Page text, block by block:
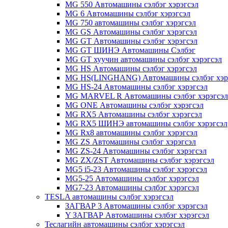
MG 550 Автомашины сэлбэг хэрэгсэл
MG 6 Автомашины сэлбэг хэрэгсэл
MG 750 автомашины сэлбэг хэрэгсэл
MG GS Автомашины сэлбэг хэрэгсэл
MG GT Автомашины сэлбэг хэрэгсэл
MG GT ШИНЭ Автомашины Сэлбэг
MG GT хуучин автомашины сэлбэг хэрэгсэл
MG HS Автомашины сэлбэг хэрэгсэл
MG HS(LINGHANG) Автомашины сэлбэг
MG HS-24 Автомашины сэлбэг хэрэгсэл
MG MARVEL R Автомашины сэлбэг хэрэгсэл
MG ONE Автомашины сэлбэг хэрэгсэл
MG RX5 Автомашины сэлбэг хэрэгсэл
MG RX5 ШИНЭ автомашины сэлбэг хэрэгсэл
MG Rx8 автомашины сэлбэг хэрэгсэл
MG ZS Автомашины сэлбэг хэрэгсэл
MG ZS-24 Автомашины сэлбэг хэрэгсэл
MG ZX/ZST Автомашины сэлбэг хэрэгсэл
MG5 i5-23 Автомашины сэлбэг хэрэгсэл
MG5-25 Автомашины сэлбэг хэрэгсэл
MG7-23 Автомашины сэлбэг хэрэгсэл
TESLA автомашины сэлбэг хэрэгсэл
ЗАГВАР 3 Автомашины сэлбэг хэрэгсэл
Y ЗАГВАР Автомашины сэлбэг хэрэгсэл
Теслагийн автомашины сэлбэг хэрэгсэл